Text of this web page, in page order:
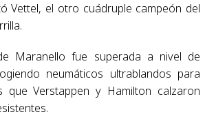
Vettel, el otro cuádruple campeón del
Maranello fue superada a nivel de
neumáticos ultrablandos para
que Verstappen y Hamilton calzaron